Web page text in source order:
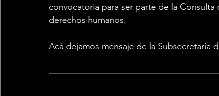
convocatoria para ser parte de la
derechos humanos.
Acá dejamos mensaje de la Subsecretaría